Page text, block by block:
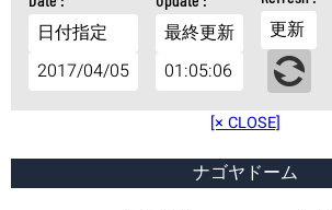
日付指定
2017/04/05
最終更新
01:05:06
更新
[× CLOSE]
ナゴヤドーム